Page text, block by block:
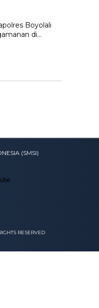
Boyolali
di…
(SMSI)
RESERVED